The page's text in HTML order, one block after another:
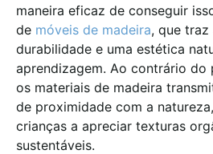
maneira eficaz de conseguir
de móveis de madeira, que traz
durabilidade e uma estética
aprendizagem. Ao contrário do
os materiais de madeira
de proximidade com a
crianças a apreciar texturas
sustentáveis.